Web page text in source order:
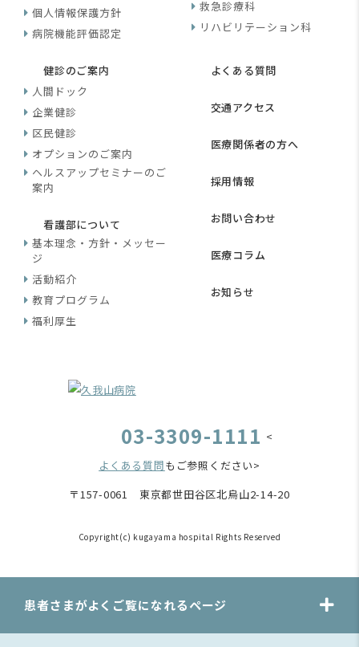
個人情報保護方針
病院機能評価認定
救急診療科
リハビリテーション科
健診のご案内
人間ドック
企業健診
区民健診
オプションのご案内
ヘルスアップセミナーのご
案内
看護部について
基本理念・方針・メッセー
ジ
活動紹介
教育プログラム
福利厚生
よくある質問
交通アクセス
医療関係者の方へ
採用情報
お問い合わせ
医療コラム
お知らせ
03-3309-1111 <
よくある質問もご参照ください>
〒157-0061 東京都世田谷区北烏山2-14-20
Copyright(c) kugayama hospital Rights Reserved
患者さまがよくご覧になれるページ